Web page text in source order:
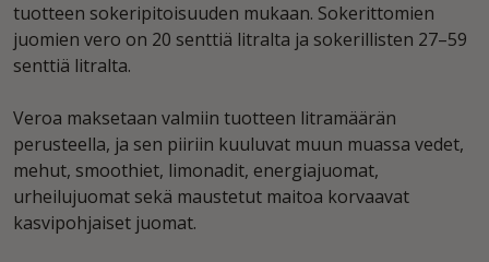
tuotteen sokeripitoisuuden mukaan. Sokerittomien
juomien vero on 20 senttiä litralta ja sokerillisten 27–59
senttiä litralta.
Veroa maksetaan valmiin tuotteen litramäärän
perusteella, ja sen piiriin kuuluvat muun muassa vedet,
mehut, smoothiet, limonadit, energiajuomat,
urheilujuomat sekä maustetut maitoa korvaavat
kasvipohjaiset juomat.